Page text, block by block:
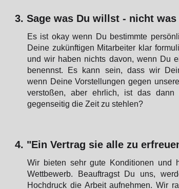
3. Sage was Du willst - nicht
Es ist okay wenn Du bestimmte
Deine zukünftigen Mitarbeiter klar
und wir haben nichts davon, wenn Du
benennst. Es kann sein, dass wir
wenn Deine Vorstellungen gegen unsere
verstoßen, aber ehrlich, ist das
gegenseitig die Zeit zu stehlen?
4. "Ein Vertrag sie alle zu
Wir bieten sehr gute Konditionen und
Wettbewerb. Beauftragst Du uns,
Hochdruck die Arbeit aufnehmen. Wir